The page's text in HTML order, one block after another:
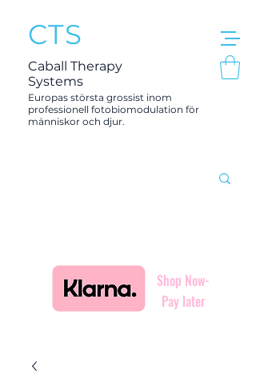
CTS
Caball Therapy
Systems
Europas största grossist inom
professionell fotobiomodulation för
människor och djur.
Shop Now-
Pay later